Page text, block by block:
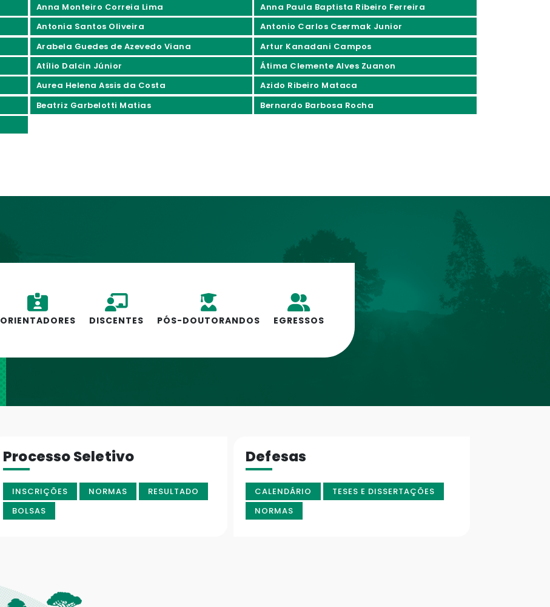
Anna Monteiro Correia Lima
Anna Paula Baptista Ribeiro Ferreira
Antonia Santos Oliveira
Antonio Carlos Csermak Junior
Arabela Guedes de Azevedo Viana
Artur Kanadani Campos
Atílio Dalcin Júnior
Átima Clemente Alves Zuanon
Aurea Helena Assis da Costa
Azido Ribeiro Mataca
Beatriz Garbelotti Matias
Bernardo Barbosa Rocha
ORIENTADORES DISCENTES PÓS-DOUTORANDOS EGRESSOS
Processo Seletivo
INSCRIÇÕES NORMAS
RESULTADO
BOLSAS
Defesas
CALENDÁRIO
TESES E DISSERTAÇÕES
NORMAS